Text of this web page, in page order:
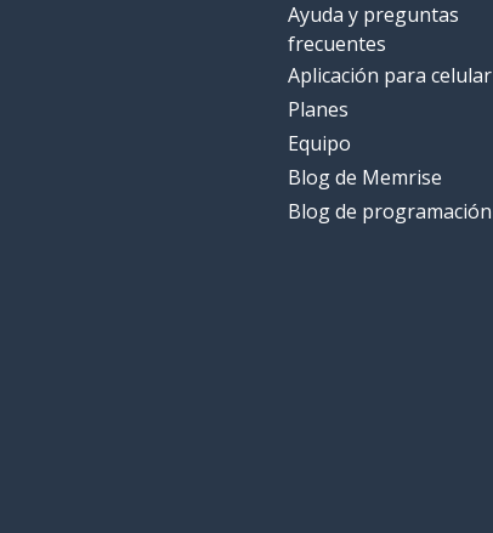
Ayuda y preguntas
frecuentes
Aplicación para celular
Planes
Equipo
Blog de Memrise
Blog de programación